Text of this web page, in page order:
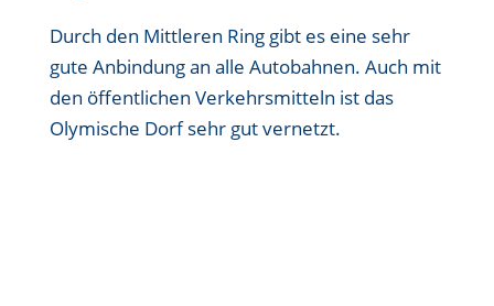
Durch den Mittleren Ring gibt es eine sehr
gute Anbindung an alle Autobahnen. Auch mit
den öffentlichen Verkehrsmitteln ist das
Olymische Dorf sehr gut vernetzt.